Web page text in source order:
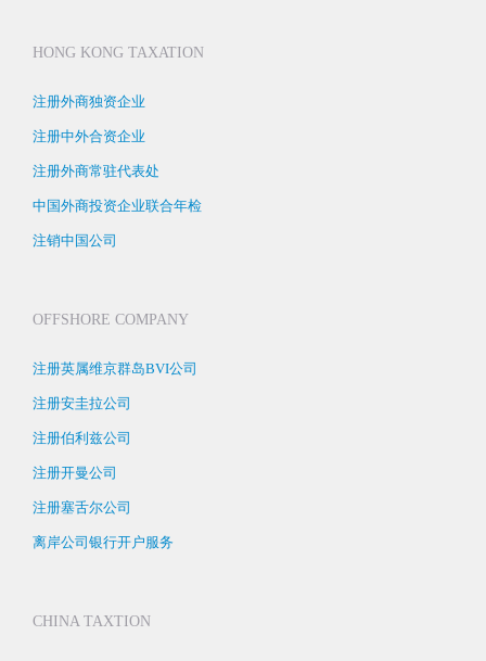
HONG KONG TAXATION
注册外商独资企业
注册中外合资企业
注册外商常驻代表处
中国外商投资企业联合年检
注销中国公司
OFFSHORE COMPANY
注册英属维京群岛BVI公司
注册安圭拉公司
注册伯利兹公司
注册开曼公司
注册塞舌尔公司
离岸公司银行开户服务
CHINA TAXTION